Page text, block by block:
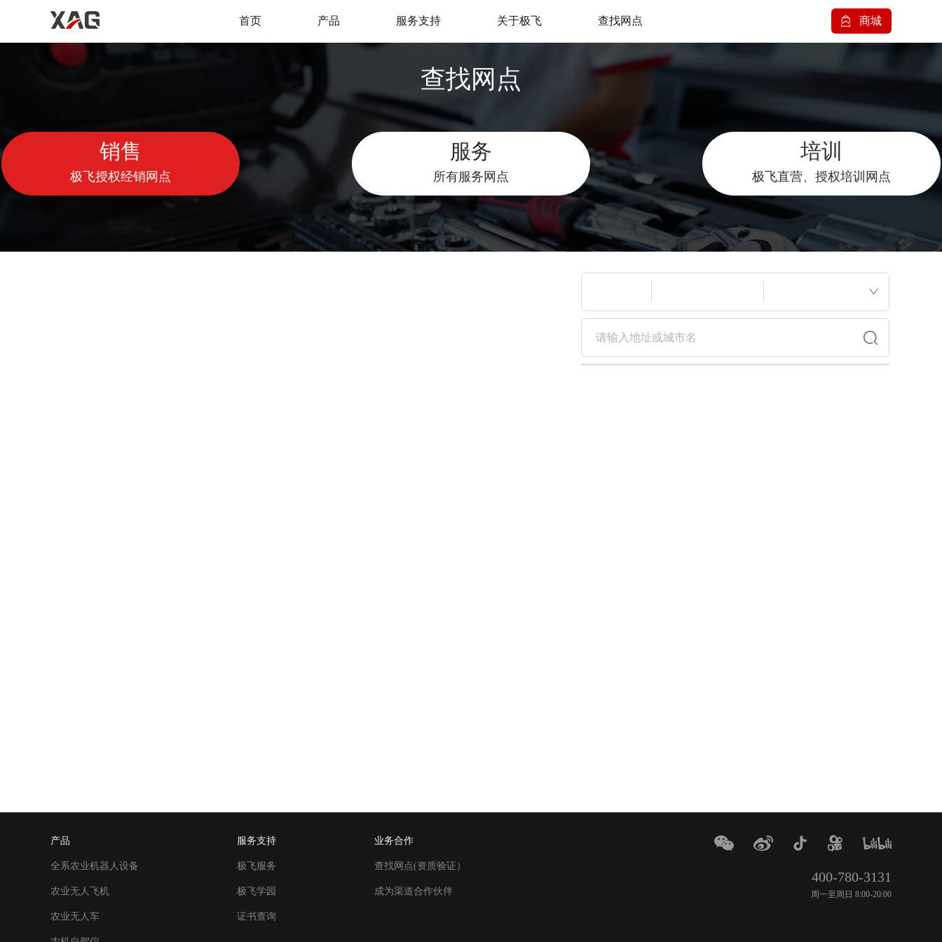
商城
首页 产品 服务支持
产品支持
极飞学园
关于极飞
官方活动
监督举报
加入我们
联系我们
查找网点
查找网点
销售
极飞授权经销网点
服务
所有服务网点
培训
极飞直营、授权培训网点
产品
全系农业机器人设备
农业无人飞机
农业无人车
服务支持
极飞服务
极飞学园
证书查询
业务合作
查找网点(资质验证）
成为渠道合作伙伴
400-780-3131
周一至周日 8:00-20:00